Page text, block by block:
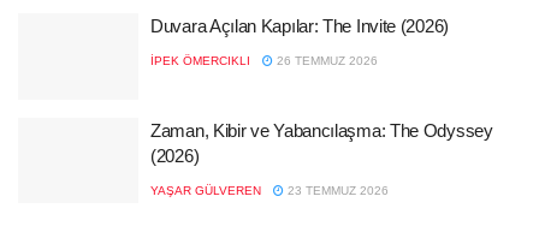
Duvara Açılan Kapılar: The Invite (2026)
İPEK ÖMERCIKLI 26 TEMMUZ 2026
Zaman, Kibir ve Yabancılaşma: The Odyssey
(2026)
YAŞAR GÜLVEREN 23 TEMMUZ 2026